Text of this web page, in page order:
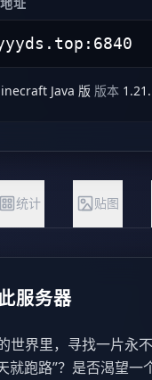
Java 版 版本
统计 贴图
服务器
世界里，寻找一片永
就跑路”？是否渴望